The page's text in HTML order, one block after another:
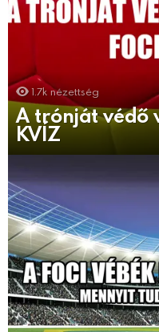
1.7k nézettség
A trónját védő
KVÍZ